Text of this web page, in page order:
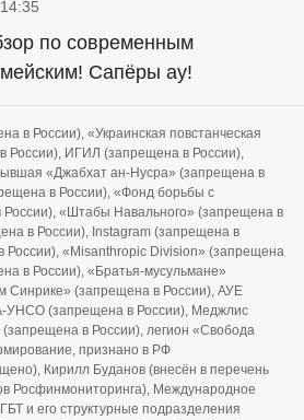
по современным
Сапёры ау!
в России), «Украинская повстанческая
России), ИГИЛ (запрещена в России),
«Джабхат ан-Нусра» (запрещена в
в России), «Фонд борьбы с
«Штабы Навального» (запрещена в
в России), Instagram (запрещена в
России), «Misanthropic Division» (запрещена
в России), «Братья-мусульмане»
Синрике» (запрещена в России), АУЕ
УНСО (запрещена в России), Меджлис
(запрещена в России), легион «Свобода
признано в РФ
Кирилл Буданов (внесён в перечень
Росфинмониторинга), Международное
и его структурные подразделения